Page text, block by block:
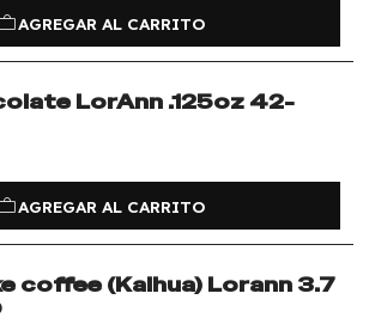
AGREGAR AL CARRITO
LorAnn .125oz 42-
AGREGAR AL CARRITO
coffee (Kalhua) Lorann 3.7